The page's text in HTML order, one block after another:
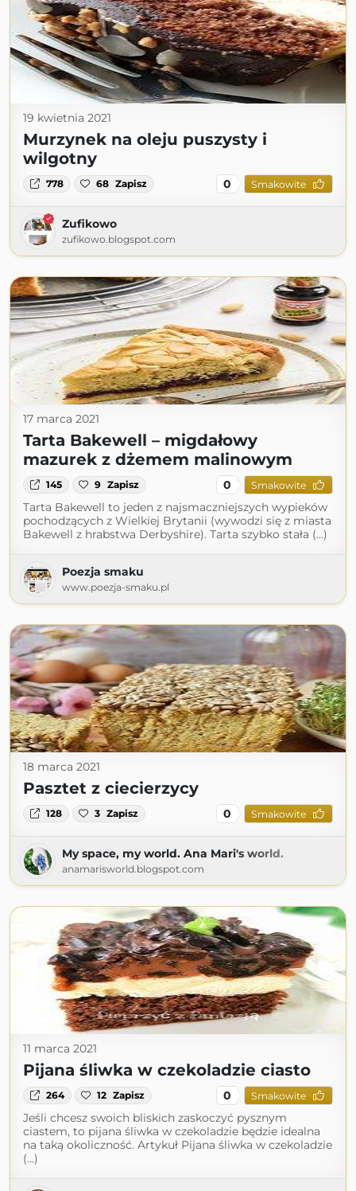
19 kwietnia 2021
Murzynek na oleju puszysty i
wilgotny
778 68 Zapisz 0 Smakowite
Zufikowo
zufikowo.blogspot.com
17 marca 2021
Tarta Bakewell – migdałowy
mazurek z dżemem malinowym
145 9 Zapisz 0 Smakowite
Tarta Bakewell to jeden z najsmaczniejszych wypieków
pochodzących z Wielkiej Brytanii (wywodzi się z miasta
Bakewell z hrabstwa Derbyshire). Tarta szybko stała (...)
Poezja smaku
www.poezja-smaku.pl
18 marca 2021
Pasztet z ciecierzycy
128 3 Zapisz 0 Smakowite
My space, my world. Ana Mari's world.
anamarisworld.blogspot.com
11 marca 2021
Pijana śliwka w czekoladzie ciasto
264 12 Zapisz 0 Smakowite
Jeśli chcesz swoich bliskich zaskoczyć pysznym
ciastem, to pijana śliwka w czekoladzie będzie idealna
na taką okoliczność. Artykuł Pijana śliwka w czekoladzie
(...)